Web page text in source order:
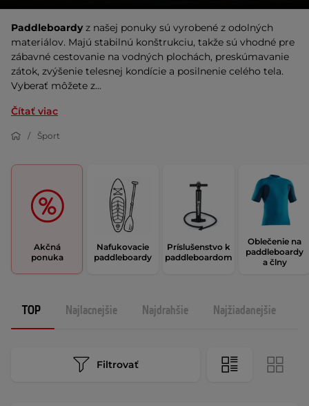
Paddleboardyz našej ponuky sú vyrobené z odolných
materiálov. Majú stabilnú konštrukciu, takže sú vhodné pre
zábavné cestovanie na vodných plochách, preskúmavanie
zátok, zvýšenie telesnej kondície a posilnenie celého tela.
Vyberať môžete z...
Čítať viac
Šport
Akčná
ponuka
Nafukovacie
paddleboardy
Príslušenstvo k
paddleboardom
Oblečenie na
paddleboardy
a člny
TOP Najlacnejšie Najdrahšie Najžiadanejšie
Filtrovať